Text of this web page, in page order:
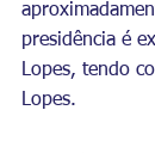
presidência é
Lopes, tendo
Lopes.